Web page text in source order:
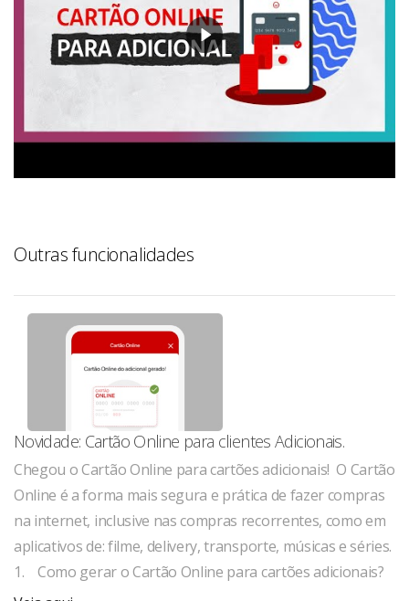
Outras funcionalidades
Novidade: Cartão Online para clientes Adicionais.
Chegou o Cartão Online para cartões adicionais! O Cartão
Online é a forma mais segura e prática de fazer compras
na internet, inclusive nas compras recorrentes, como em
aplicativos de: filme, delivery, transporte, músicas e séries.
1. Como gerar o Cartão Online para cartões adicionais?